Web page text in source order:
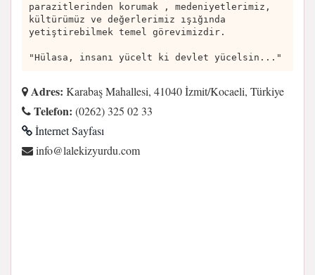
parazitlerinden korumak , medeniyetlerimiz,
kültürümüz ve değerlerimiz ışığında
yetiştirebilmek temel görevimizdir.
"Hülasa, insanı yücelt ki devlet yücelsin..."
Adres: Karabaş Mahallesi, 41040 İzmit/Kocaeli, Türkiye
Telefon: (0262) 325 02 33
İnternet Sayfası
moc.udruyzikelal@ofni